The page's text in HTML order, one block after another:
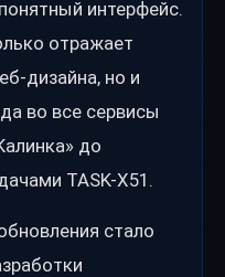
интерфейс.
отражает
дизайна, но и
во все сервисы
до
TASK-X51.
стало